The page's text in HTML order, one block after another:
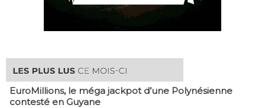
EuroMillions, ​le méga jackpot d’une Polynésienne
contesté en Guyane